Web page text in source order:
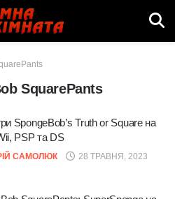
SquarePants
SpongeBob’s Truth or Square на
PSP та DS
САМОЛЮК
28 ТРАВНЯ, 2023